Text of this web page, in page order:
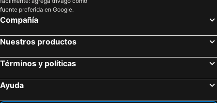
fuente preferida en Google.
Compañía
Nuestros productos
Términos y políticas
Ayuda